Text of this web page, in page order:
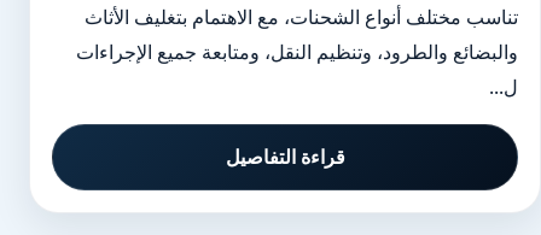
تناسب مختلف أنواع الشحنات، مع الاهتمام بتغليف الأثاث
والبضائع والطرود، وتنظيم النقل، ومتابعة جميع الإجراءات
ل...
قراءة التفاصيل